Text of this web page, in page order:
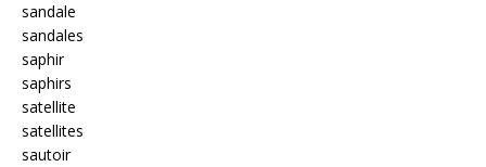
sandale
sandales
saphir
saphirs
satellite
satellites
sautoir